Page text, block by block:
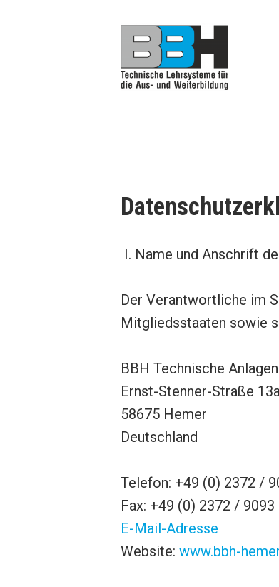
I. Name und Anschrift
Der Verantwortliche im
Mitgliedsstaaten sowie
BBH Technische
Ernst-Stenner-Straße
58675 Hemer
Deutschland
Telefon: +49 (0) 2372 /
Fax: +49 (0) 2372 /
E-Mail-Adresse
Website: www.bbh-